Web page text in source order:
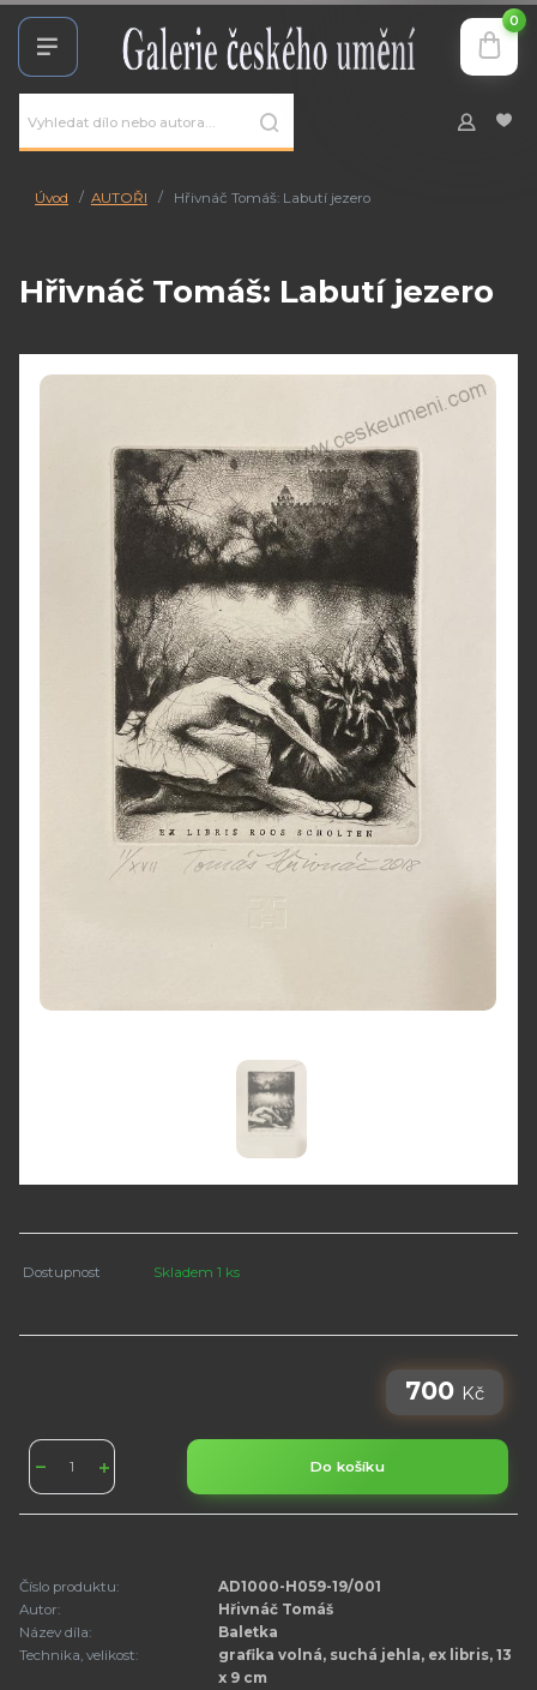
0
Úvod AUTOŘI Hřivnáč Tomáš: Labutí jezero
Hřivnáč Tomáš: Labutí jezero
Dostupnost Skladem 1 ks
700 Kč
Do košíku
Číslo produktu:
AD1000-H059-19/001
Autor:
Hřivnáč Tomáš
Název díla:
Baletka
Technika, velikost:
grafika volná, suchá jehla, ex libris, 13
x 9 cm